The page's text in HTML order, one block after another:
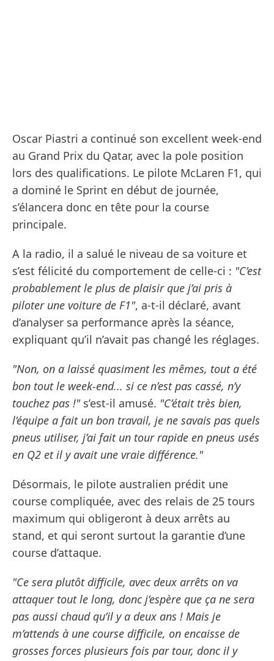
Oscar Piastri a continué son excellent week-end
au Grand Prix du Qatar, avec la pole position
lors des qualifications. Le pilote McLaren F1, qui
a dominé le Sprint en début de journée,
s’élancera donc en tête pour la course
principale.
A la radio, il a salué le niveau de sa voiture et
s’est félicité du comportement de celle-ci : "C’est
probablement le plus de plaisir que j’ai pris à
piloter une voiture de F1", a-t-il déclaré, avant
d’analyser sa performance après la séance,
expliquant qu’il n’avait pas changé les réglages.
"Non, on a laissé quasiment les mêmes, tout a été
bon tout le week-end... si ce n’est pas cassé, n’y
touchez pas !"s’est-il amusé. "C’était très bien,
l’équipe a fait un bon travail, je ne savais pas quels
pneus utiliser, j’ai fait un tour rapide en pneus usés
en Q2 et il y avait une vraie différence."
Désormais, le pilote australien prédit une
course compliquée, avec des relais de 25 tours
maximum qui obligeront à deux arrêts au
stand, et qui seront surtout la garantie d’une
course d’attaque.
"Ce sera plutôt difficile, avec deux arrêts on va
attaquer tout le long, donc j’espère que ça ne sera
pas aussi chaud qu’il y a deux ans ! Mais je
m’attends à une course difficile, on encaisse de
grosses forces plusieurs fois par tour, donc il y